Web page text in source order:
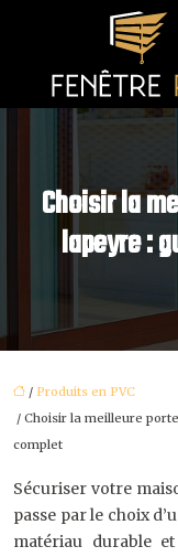
Choisir la
lapeyre :
/ Produits en PVC
/ Choisir la meilleure
complet
Sécuriser votre
passe par le choix
matériau durable